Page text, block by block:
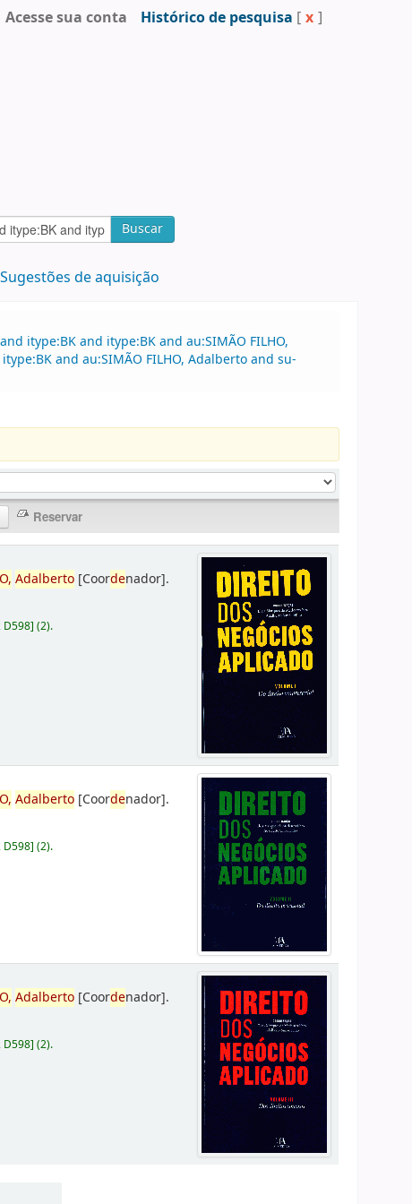
Acesse sua conta Histórico de pesquisa [ x ]
Buscar
Sugestões de aquisição
itype:BK and itype:BK and au:SIMÃO FILHO,
and au:SIMÃO FILHO, Adalberto and su-
Adalberto [Coordenador].
D598](2).
Adalberto [Coordenador].
D598](2).
Adalberto [Coordenador].
D598](2).